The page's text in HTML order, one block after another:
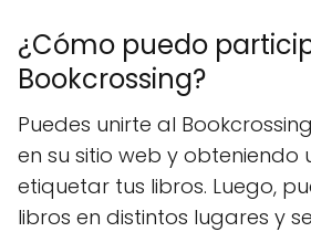
¿Cómo puedo
Bookcrossing?
Puedes unirte al
en su sitio web y
etiquetar tus libros. Luego,
libros en distintos lugares y